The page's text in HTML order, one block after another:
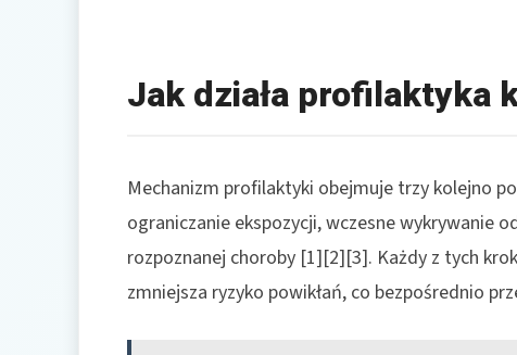
Jak działa profilaktyka
Mechanizm profilaktyki obejmuje trzy kolejno
ograniczanie ekspozycji, wczesne wykrywanie
rozpoznanej choroby [1][2][3]. Każdy z tych
zmniejsza ryzyko powikłań, co bezpośrednio